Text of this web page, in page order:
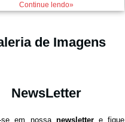
Continue lendo»
de Imagens
NewsLetter
se em nossa newslettere fique